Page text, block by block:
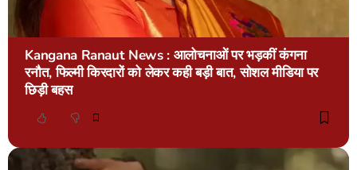
Kangana Ranaut News : आलोचनाओं पर भड़कीं कंगना
रनौत, फिल्मी किरदारों को लेकर कही बड़ी बात, सोशल मीडिया पर
छिड़ी बहस